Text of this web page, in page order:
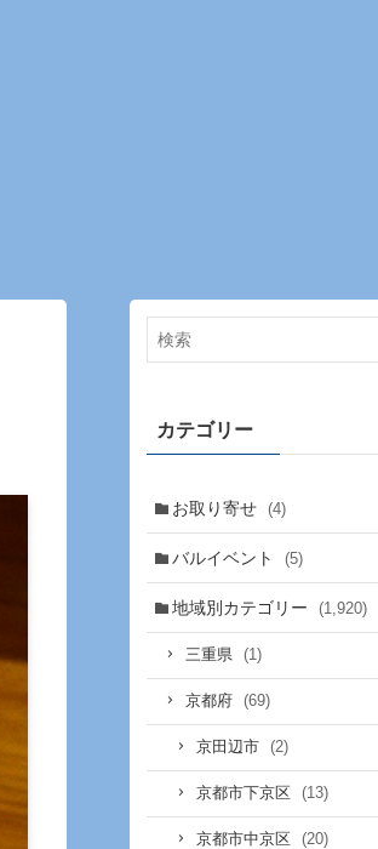
カテゴリー
お取り寄せ (4)
バルイベント (5)
地域別カテゴリー (1,920)
三重県 (1)
京都府 (69)
京田辺市 (2)
京都市下京区 (13)
京都市中京区 (20)